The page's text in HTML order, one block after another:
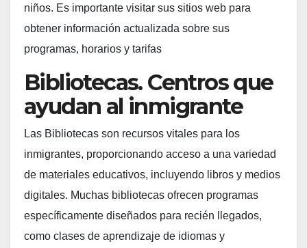
niños. Es importante visitar sus sitios web para
obtener información actualizada sobre sus
programas, horarios y tarifas
Bibliotecas. Centros que
ayudan al inmigrante
Las Bibliotecas son recursos vitales para los
inmigrantes, proporcionando acceso a una variedad
de materiales educativos, incluyendo libros y medios
digitales. Muchas bibliotecas ofrecen programas
específicamente diseñados para recién llegados,
como clases de aprendizaje de idiomas y